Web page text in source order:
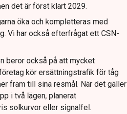
det är först klart 2029.
öka och kompletteras med
Vi har också efterfrågat ett CSN-
beror också på att mycket
kör ersättningstrafik för tåg
fram till sina resmål. När det gäller
i två lägen, planerat
solkurvor eller signalfel.